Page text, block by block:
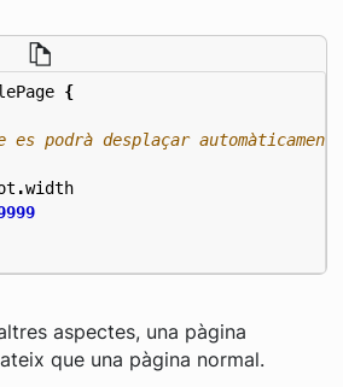
{
.width
aspectes, una pàgina
que una pàgina normal.